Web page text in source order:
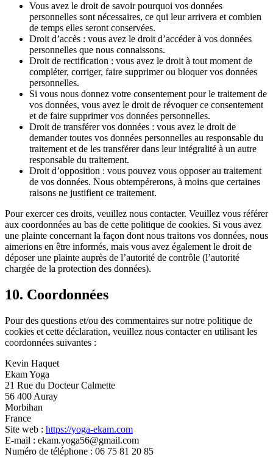
Vous avez le droit de savoir pourquoi vos données
personnelles sont nécessaires, ce qui leur arrivera et combien
de temps elles seront conservées.
Droit d’accès : vous avez le droit d’accéder à vos données
personnelles que nous connaissons.
Droit de rectification : vous avez le droit à tout moment de
compléter, corriger, faire supprimer ou bloquer vos données
personnelles.
Si vous nous donnez votre consentement pour le traitement de
vos données, vous avez le droit de révoquer ce consentement
et de faire supprimer vos données personnelles.
Droit de transférer vos données : vous avez le droit de
demander toutes vos données personnelles au responsable du
traitement et de les transférer dans leur intégralité à un autre
responsable du traitement.
Droit d’opposition : vous pouvez vous opposer au traitement
de vos données. Nous obtempérerons, à moins que certaines
raisons ne justifient ce traitement.
Pour exercer ces droits, veuillez nous contacter. Veuillez vous référer
aux coordonnées au bas de cette politique de cookies. Si vous avez
une plainte concernant la façon dont nous traitons vos données, nous
aimerions en être informés, mais vous avez également le droit de
déposer une plainte auprès de l’autorité de contrôle (l’autorité
chargée de la protection des données).
10. Coordonnées
Pour des questions et/ou des commentaires sur notre politique de
cookies et cette déclaration, veuillez nous contacter en utilisant les
coordonnées suivantes :
Kevin Haquet
Ekam Yoga
21 Rue du Docteur Calmette
56 400 Auray
Morbihan
France
Site web : https://yoga-ekam.com
E-mail : ekam.yoga56@gmail.com
Numéro de téléphone : 06 75 81 20 85